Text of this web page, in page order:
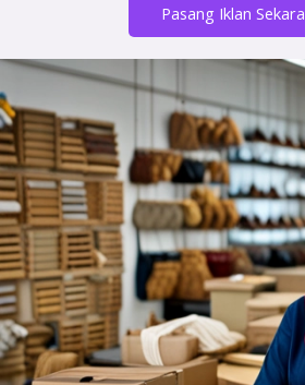
Pasang Iklan